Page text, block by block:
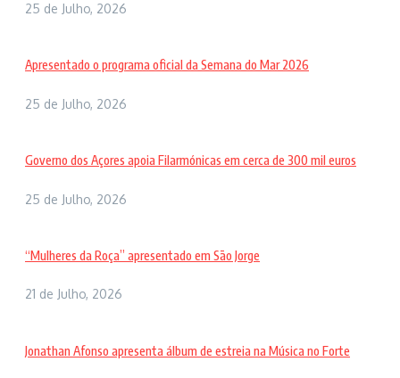
25 de Julho, 2026
Apresentado o programa oficial da Semana do Mar 2026
25 de Julho, 2026
Governo dos Açores apoia Filarmónicas em cerca de 300 mil euros
25 de Julho, 2026
“Mulheres da Roça” apresentado em São Jorge
21 de Julho, 2026
Jonathan Afonso apresenta álbum de estreia na Música no Forte